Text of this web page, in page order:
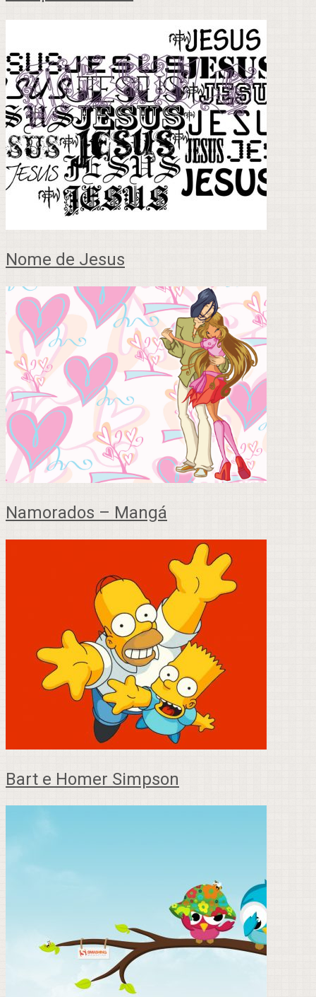
Nome de Jesus
Namorados – Mangá
Bart e Homer Simpson